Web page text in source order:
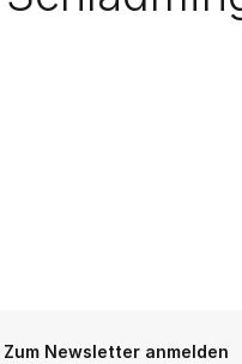
Zum Newsletter anmelden